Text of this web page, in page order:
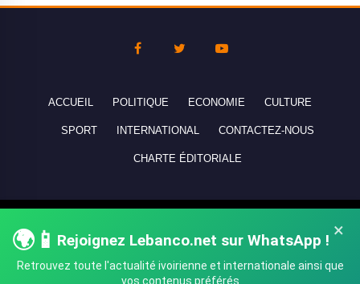
×
🌍📱 Rejoignez Lebanco.net sur WhatsApp !
Retrouvez toute l'actualité ivoirienne et internationale ainsi que
vos contenus préférés
ACCUEIL POLITIQUE ECONOMIE CULTURE
SPORT INTERNATIONAL CONTACTEZ-NOUS
CHARTE ÉDITORIALE
réservés - All rights reserved.